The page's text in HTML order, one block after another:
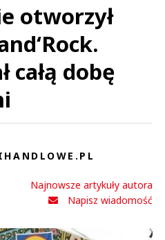
otworzył
całą dobę
Najnowsze artykuły autora
Napisz wiadomość